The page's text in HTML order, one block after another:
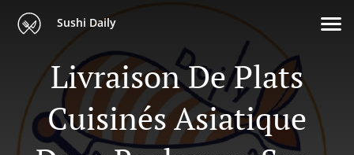
Sushi Daily
Livraison De Plats
Cuisinés Asiatique